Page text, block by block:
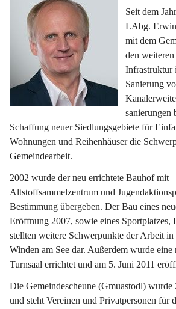
Seit dem
LAbg. Erwin
mit dem
den
Infrastruktur
Sanierung
sanierungen
Schaffung neuer Siedlungsgebiete für
Wohnungen und Reihenhäuser die
Gemeindearbeit.
2002 wurde der neu errichtete Bauhof mit
Altstoffsammelzentrum und
Bestimmung übergeben. Der Bau eines
Eröffnung 2007, sowie eines Sportplatzes,
stellten weitere Schwerpunkte der Arbeit in
Winden am See dar. Außerdem wurde
Turnsaal errichtet und am 5. Juni 2011
Die Gemeindescheune (Gmuastodl) wurde
und steht Vereinen und Privatpersonen für